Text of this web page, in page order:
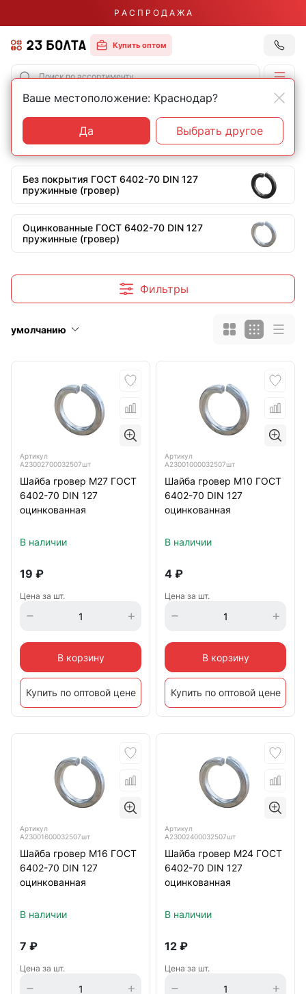
Р А С П Р О Д А Ж А
Купить оптом
Главная Строительный крепеж Шайбы ГОСТ 6402-70 DIN 127 пружинные
Шайбы ГОСТ 6402-70 DIN 127
пружинные (гровер)
Без покрытия ГОСТ 6402-70 DIN 127
пружинные (гровер)
Оцинкованные ГОСТ 6402-70 DIN 127
пружинные (гровер)
Фильтры
умолчанию
Артикул
А23002700032507шт
Шайба гровер М27 ГОСТ
6402-70 DIN 127
оцинкованная
В наличии
19 ₽
Цена за шт.
В корзину
Купить по оптовой цене
Артикул
А23001000032507шт
Шайба гровер М10 ГОСТ
6402-70 DIN 127
оцинкованная
В наличии
4 ₽
Цена за шт.
В корзину
Купить по оптовой цене
Артикул
А23001600032507шт
Шайба гровер М16 ГОСТ
6402-70 DIN 127
оцинкованная
В наличии
7 ₽
Цена за шт.
Артикул
А23002400032507шт
Шайба гровер М24 ГОСТ
6402-70 DIN 127
оцинкованная
В наличии
12 ₽
Цена за шт.
Ваше местоположение: Краснодар?
Да Выбрать другое